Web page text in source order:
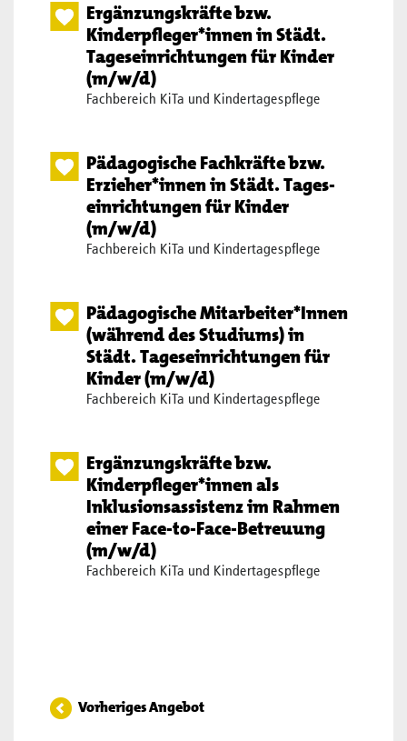
Ergänzungskräfte bzw.
Kinderpfleger*innen in Städt.
Tages­einrich­tungen für Kinder
(m/w/d)
Fachbereich KiTa und Kindertagespflege
Pädagogische Fachkräfte bzw.
Erzieher*innen in Städt. Tages­
einrich­tungen für Kinder
(m/w/d)
Fachbereich KiTa und Kindertagespflege
Pädagogische Mitarbeiter*Innen
(während des Studiums) in
Städt. Tageseinrichtungen für
Kinder (m/w/d)
Fachbereich KiTa und Kindertagespflege
Ergänzungskräfte bzw.
Kinderpfleger*innen als
Inklusionsassistenz im Rahmen
einer Face-to-Face-Betreuung
(m/w/d)
Fachbereich KiTa und Kindertagespflege
Vorheriges Angebot